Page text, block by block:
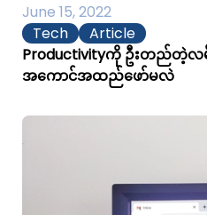
June 15, 2022
Tech
Article
Productivityကို ဦးတည်တဲ့လ
အကောင်အထည်ဖော်မလဲ